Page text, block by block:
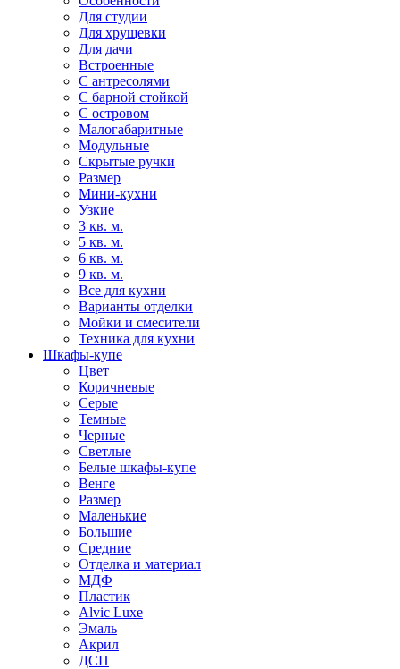
Для студии
Для хрущевки
Для дачи
Встроенные
С антресолями
С барной стойкой
С островом
Малогабаритные
Модульные
Скрытые ручки
Размер
Мини-кухни
Узкие
3 кв. м.
5 кв. м.
6 кв. м.
9 кв. м.
Все для кухни
Варианты отделки
Мойки и смесители
Техника для кухни
Шкафы-купе
Цвет
Коричневые
Серые
Темные
Черные
Светлые
Белые шкафы-купе
Венге
Размер
Маленькие
Большие
Средние
Отделка и материал
МДФ
Пластик
Alvic Luxe
Эмаль
Акрил
ДСП